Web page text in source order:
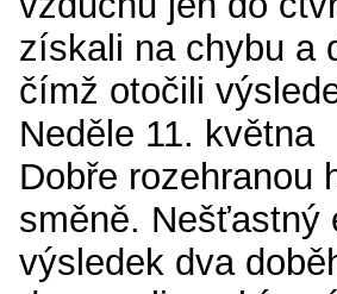
získali na chybu a
čímž otočili
Neděle 11. května
Dobře rozehranou
směně. Nešťastný
výsledek dva